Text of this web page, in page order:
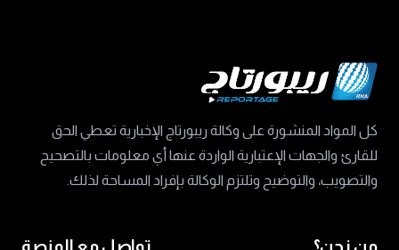
كل المواد المنشورة على وكالة ريبورتاج الإخبارية تعطي الحق
للقارئ والجهات الإعتبارية الواردة عنها أي معلومات بالتصحيح
والتصويب، والتوضيح وتلتزم الوكالة بإفراد المساحة لذلك.